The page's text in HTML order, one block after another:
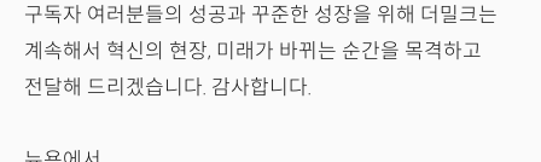
구독자 여러분들의 성공과 꾸준한 성장을 위해 더밀크는
계속해서 혁신의 현장, 미래가 바뀌는 순간을 목격하고
전달해 드리겠습니다. 감사합니다.